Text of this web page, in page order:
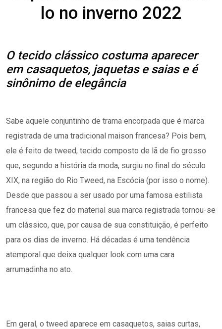
lo no inverno 2022
O tecido clássico costuma aparecer
em casaquetos, jaquetas e saias e é
sinônimo de elegância
Sabe aquele conjuntinho de trama encorpada que é marca
registrada de uma tradicional maison francesa? Pois bem,
ele é feito de tweed, tecido composto de lã de fio grosso
que, segundo a história da moda, surgiu no final do século
XIX, na região do Rio Tweed, na Escócia (por isso o nome).
Desde que passou a ser usado por uma famosa estilista
francesa que fez do material sua marca registrada tornou-se
um clássico, que, por causa de sua constituição, é perfeito
para os dias de inverno. Há décadas é uma tendência
atemporal que deixa qualquer look com uma cara
arrumadinha no ato.
Em geral, o tweed aparece em casaquetos, saias curtas,